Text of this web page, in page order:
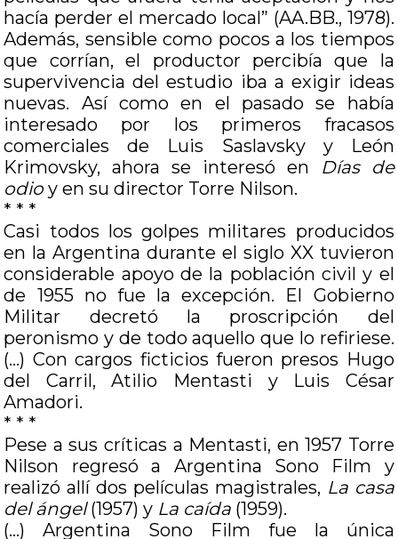
hacía perder el mercado local” (AA.BB., 1978).
Además, sensible como pocos a los tiempos
que corrían, el productor percibía que la
supervivencia del estudio iba a exigir ideas
nuevas. Así como en el pasado se había
interesado por los primeros fracasos
comerciales de Luis Saslavsky y León
Krimovsky, ahora se interesó en Días de
odioy en su director Torre Nilson.
* * *
Casi todos los golpes militares producidos
en la Argentina durante el siglo XX tuvieron
considerable apoyo de la población civil y el
de 1955 no fue la excepción. El Gobierno
Militar decretó la proscripción del
peronismo y de todo aquello que lo refiriese.
(…) Con cargos ficticios fueron presos Hugo
del Carril, Atilio Mentasti y Luis César
Amadori.
* * *
Pese a sus críticas a Mentasti, en 1957 Torre
Nilson regresó a Argentina Sono Film y
realizó allí dos películas magistrales, La casa
del ángel(1957) y La caída (1959).
(…) Argentina Sono Film fue la única